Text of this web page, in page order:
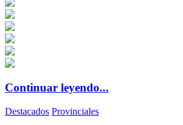
Continuar leyendo...
Destacados Provinciales